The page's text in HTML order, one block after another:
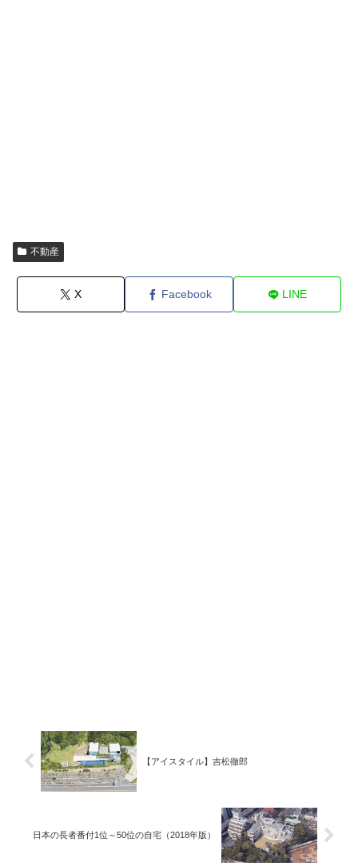
不動産
X Facebook LINE
【アイスタイル】吉松徹郎
日本の長者番付1位～50位の自宅（2018年版）